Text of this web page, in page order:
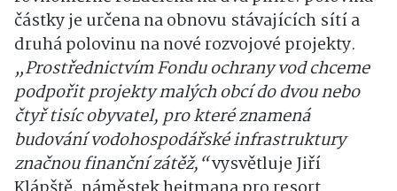
částky je určena na obnovu stávajících sítí a
druhá polovinu na nové rozvojové projekty.
„Prostřednictvím Fondu ochrany vod chceme
podpořit projekty malých obcí do dvou nebo
čtyř tisíc obyvatel, pro které znamená
budování vodohospodářské infrastruktury
značnou finanční zátěž,“vysvětluje Jiří